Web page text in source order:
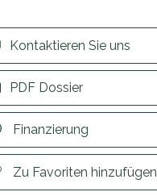
Kontaktieren Sie uns
PDF Dossier
Finanzierung
Zu Favoriten hinzufügen